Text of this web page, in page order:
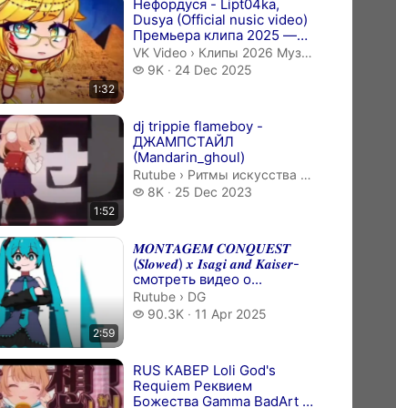
1:32
Нефордуся - Lipt04ka,
Dusya (Official nusic video)
Премьера клипа 2025 —
Видео от Клипы 2026
Музыка
VK Video › Клипы 2026 Музыка.
Клипы 2026 Музыка
9K
9 thousand views
24 Dec 2025
1:52
dj trippie flameboy -
ДЖАМПСТАЙЛ
(Mandarin_ghoul)
Rutube › Ритмы искусства движения.
Ритмы искусства движения
8K
8 thousand views
25 Dec 2023
2:59
𝑴𝑶𝑵𝑻𝑨𝑮𝑬𝑴 𝑪𝑶𝑵𝑸𝑼𝑬𝑺𝑻
(𝑺𝒍𝒐𝒘𝒆𝒅) 𝒙 𝑰𝒔𝒂𝒈𝒊 𝒂𝒏𝒅 𝑲𝒂𝒊𝒔𝒆𝒓-
смотреть видео о...
Rutube › DG.
DG
90.3K
90.3 thousand views
11 Apr 2025
RUS КАВЕР Loli God's
Requiem Реквием
Божества Gamma BadArt Ui